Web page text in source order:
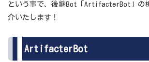
という事で、後継Bot「ArtifacterBot」の
介いたします！
ArtifacterBot